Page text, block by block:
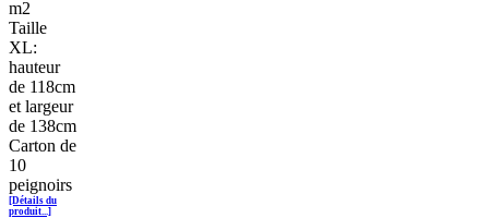
m2
Taille
XL:
hauteur
de 118cm
et largeur
de 138cm
Carton de
10
peignoirs
[Détails du
produit...]